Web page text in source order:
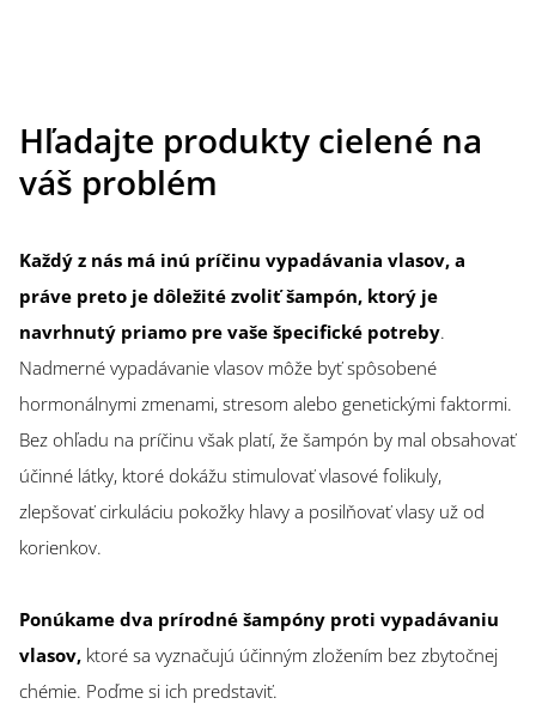
Hľadajte produkty cielené na
váš problém
Každý z nás má inú príčinu vypadávania vlasov, a
práve preto je dôležité zvoliť šampón, ktorý je
navrhnutý priamo pre vaše špecifické potreby.
Nadmerné vypadávanie vlasov môže byť spôsobené
hormonálnymi zmenami, stresom alebo genetickými faktormi.
Bez ohľadu na príčinu však platí, že šampón by mal obsahovať
účinné látky, ktoré dokážu stimulovať vlasové folikuly,
zlepšovať cirkuláciu pokožky hlavy a posilňovať vlasy už od
korienkov.
Ponúkame dva prírodné šampóny proti vypadávaniu
vlasov, ktoré sa vyznačujú účinným zložením bez zbytočnej
chémie. Poďme si ich predstaviť.